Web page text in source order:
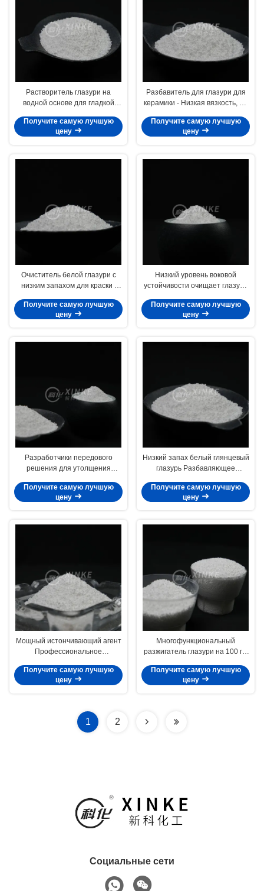
Растворитель глазури на
водной основе для гладкой
Получите самую лучшую
цену
Разбавитель для глазури для
керамики - Низкая вязкость, на
Получите самую лучшую
цену
Очиститель белой глазури с
низким запахом для краски /
Получите самую лучшую
цену
Низкий уровень воковой
устойчивости очищает глазурь
металлического пластика
Получите самую лучшую
цену
Разработчики передового
решения для утолщения
производительность
керамического покрытия
Получите самую лучшую
цену
Низкий запах белый глянцевый
глазурь Разбавляющее
Получите самую лучшую
цену
Мощный истончивающий агент
Профессиональное
Результаты Контроль
производительности
Получите самую лучшую
цену
Многофункциональный
разжигатель глазури на 100 г/л
новый уровень
Получите самую лучшую
цену
1 2
Социальные сети